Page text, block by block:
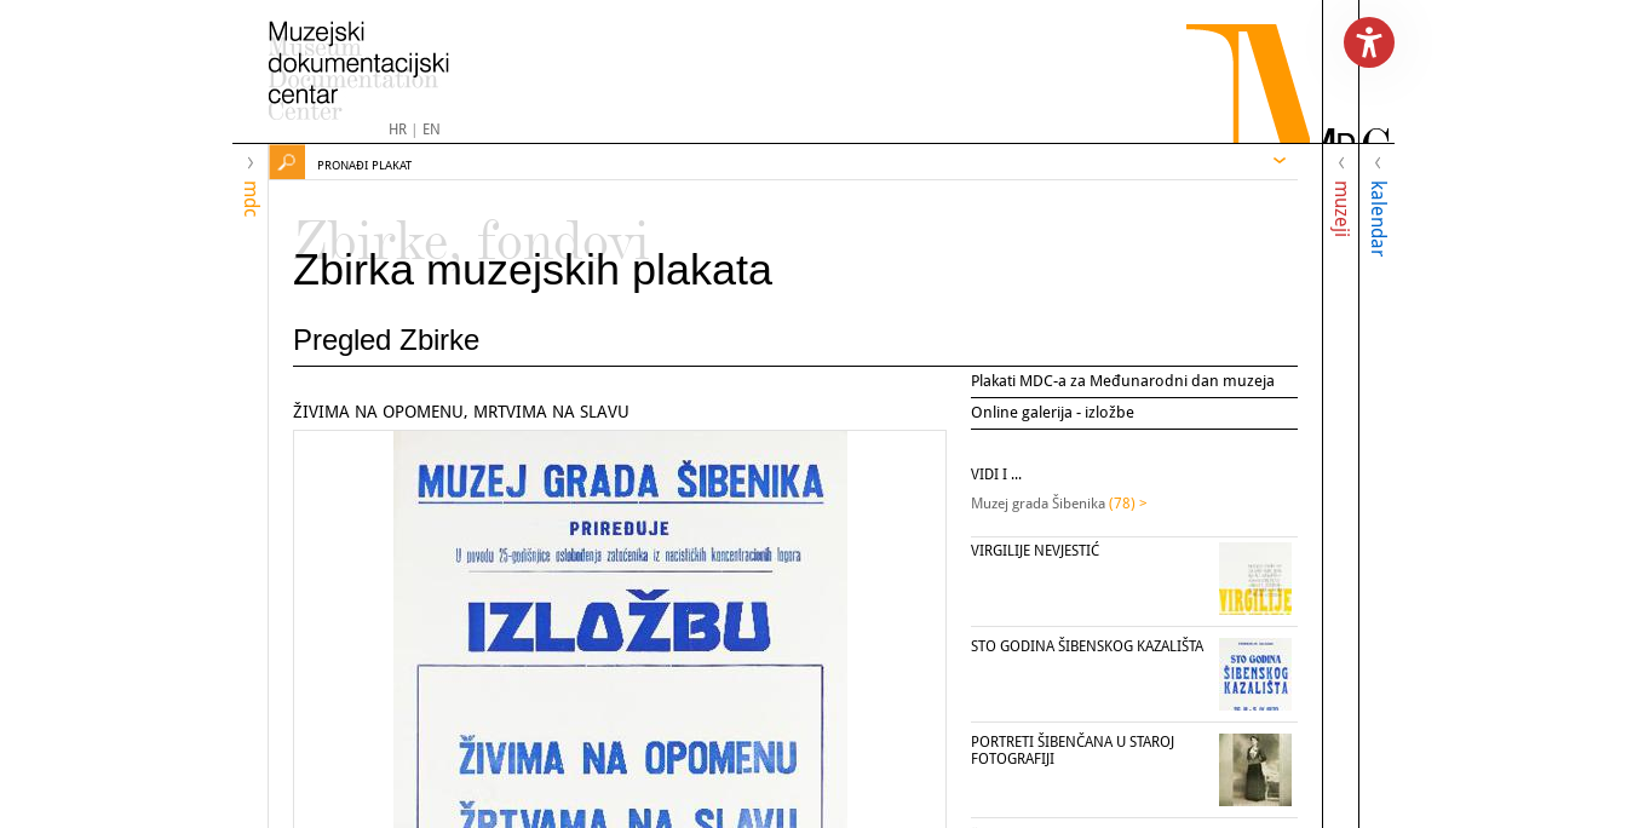
HR| EN
mdc muzeji kalendar
PRONAĐI PLAKAT
Zbirke, fondovi
Zbirka muzejskih plakata
Pregled Zbirke
Plakati MDC-a za Međunarodni dan muzeja
Online galerija - izložbe
ŽIVIMA NA OPOMENU, MRTVIMA NA SLAVU
VIDI I ...
Muzej grada Šibenika (78) >
VIRGILIJE NEVJESTIĆ
STO GODINA ŠIBENSKOG KAZALIŠTA
PORTRETI ŠIBENČANA U STAROJ
FOTOGRAFIJI